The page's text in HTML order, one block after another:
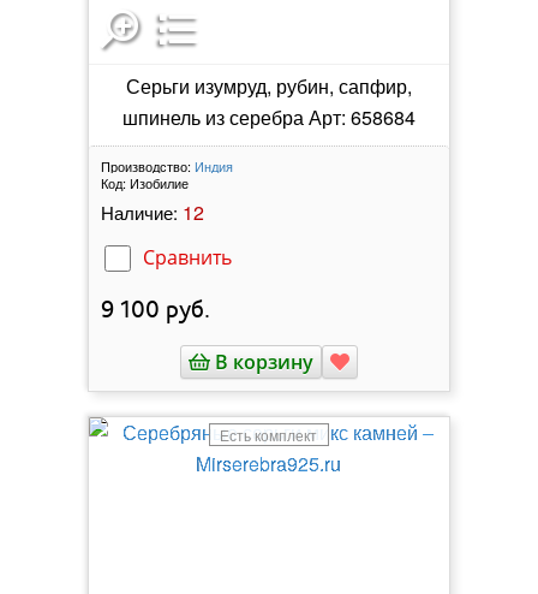
Серьги изумруд, рубин, сапфир,
шпинель из серебра Арт: 658684
Производство: Индия
Код: Изобилие
Наличие: 12
Сравнить
9 100 руб.
В корзину
Есть комплект